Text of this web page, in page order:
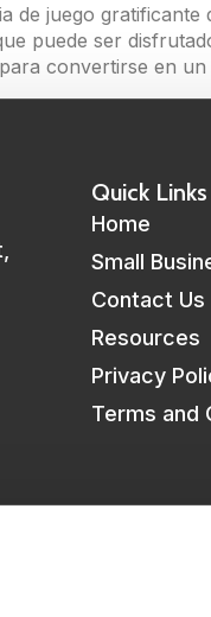
de juego gratificante
puede ser
convertirse en
Quick Links
Home
Small
Contact Us
Resources
Privacy
Terms and